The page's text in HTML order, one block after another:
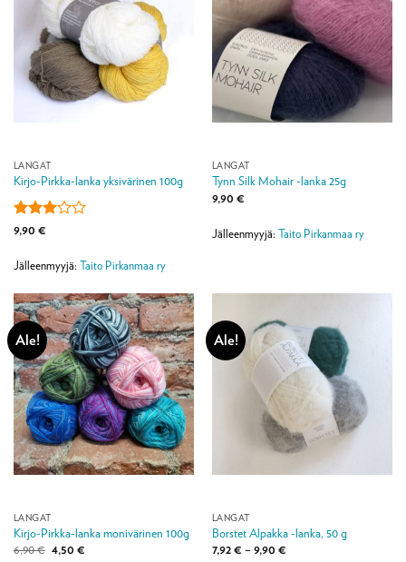
LANGAT
Kirjo-Pirkka-lanka yksivärinen 100g
Arvostelu
3 / 5
9,90 €
Jälleenmyyjä: Taito Pirkanmaa ry
LANGAT
Tynn Silk Mohair -lanka 25g
9,90 €
Jälleenmyyjä: Taito Pirkanmaa ry
Ale!
LANGAT
Kirjo-Pirkka-lanka monivärinen 100g
6,90€ Alkuperäinen
4,50 €Nykyinen
Ale!
LANGAT
Borstet Alpakka -lanka, 50 g
7,92€ – 9,90 €Hintaluokka: